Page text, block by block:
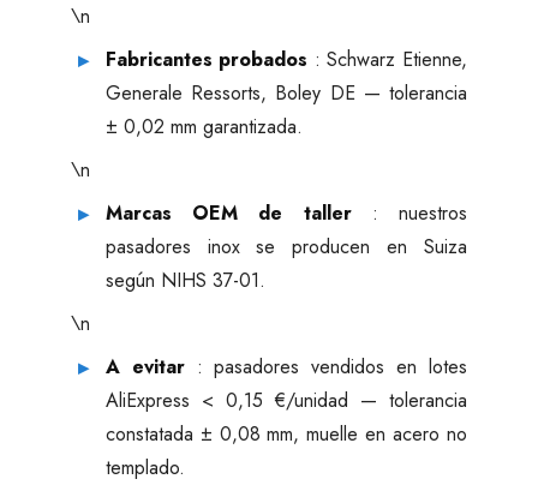
\n
Fabricantes probados : Schwarz Etienne,
Generale Ressorts, Boley DE — tolerancia
± 0,02 mm garantizada.
\n
Marcas OEM de taller: nuestros
pasadores inox se producen en Suiza
según NIHS 37-01.
\n
A evitar: pasadores vendidos en lotes
AliExpress < 0,15 €/unidad — tolerancia
constatada ± 0,08 mm, muelle en acero no
templado.